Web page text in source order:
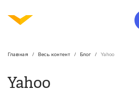
Главная Весь контент Блог Yahoo
Yahoo